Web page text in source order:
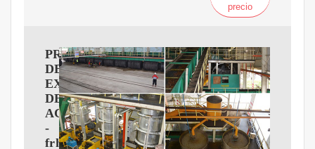
precio
PROCESOS
DE
EXTRACCIóN
DE
ACEITES
-
frh.cvg.utn.edu.ar